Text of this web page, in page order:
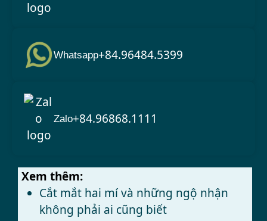
Whatsapp+84.96484.5399
Zalo+84.96868.1111
Xem thêm:
Cắt mắt hai mí và những ngộ nhận
không phải ai cũng biết